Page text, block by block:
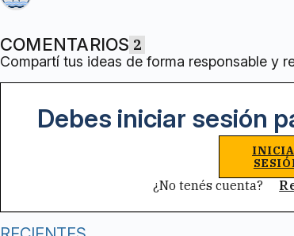
COMENTARIOS 2
Compartí tus ideas de forma responsable y
Debes iniciar sesión
¿No tenés cuenta?